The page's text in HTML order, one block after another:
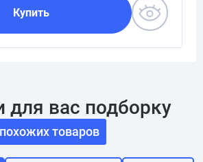
Купить
для вас подборку
похожих товаров